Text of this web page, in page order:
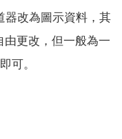
器改為圖示資料，其
更改，但一般為一
可。